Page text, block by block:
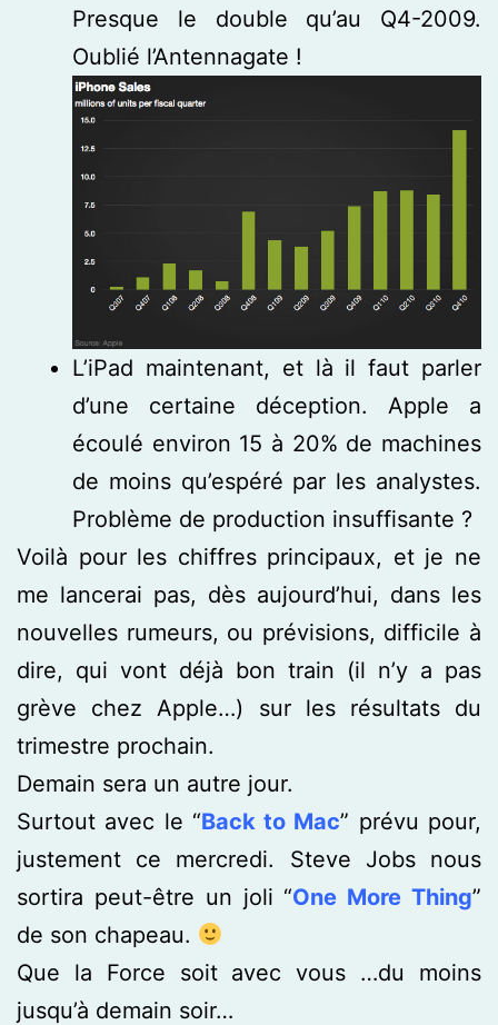
Presque le double qu’au Q4-2009.
Oublié l’Antennagate !
L’iPad maintenant, et là il faut parler
d’une certaine déception. Apple a
écoulé environ 15 à 20% de machines
de moins qu’espéré par les analystes.
Problème de production insuffisante ?
Voilà pour les chiffres principaux, et je ne
me lancerai pas, dès aujourd’hui, dans les
nouvelles rumeurs, ou prévisions, difficile à
dire, qui vont déjà bon train (il n’y a pas
grève chez Apple…) sur les résultats du
trimestre prochain.
Demain sera un autre jour.
Surtout avec le “Back to Mac” prévu pour,
justement ce mercredi. Steve Jobs nous
sortira peut-être un joli “One More Thing”
de son chapeau.
Que la Force soit avec vous …du moins
jusqu’à demain soir…